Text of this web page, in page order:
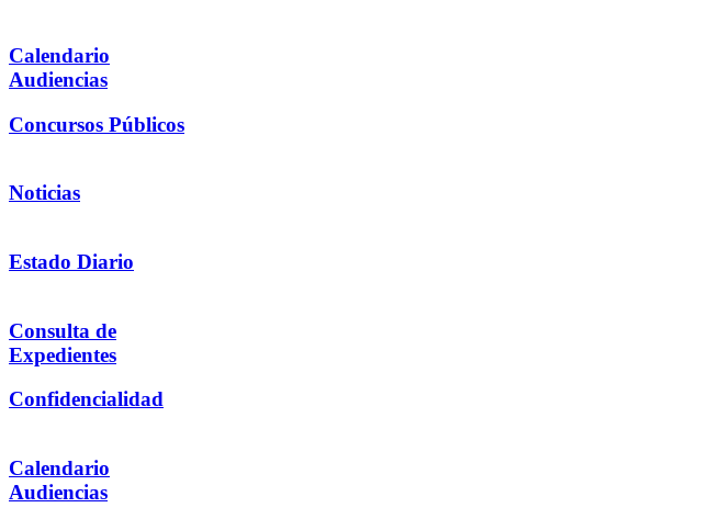
Calendario
Audiencias
Concursos Públicos
Noticias
Estado Diario
Consulta de
Expedientes
Confidencialidad
Calendario
Audiencias